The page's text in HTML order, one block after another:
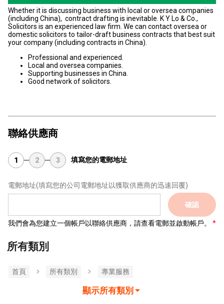
Whether it is discussing business with local or oversea companies
(including China), contract drafting is inevitable. K Y Lo & Co.,
Solicitors is an experienced law firm. We can contact oversea or
domestic solicitors to tailor-draft business contracts that best suit
your company (including contracts in China).
Professional and experienced.
Local and oversea companies.
Supporting businesses in China.
Good network of solicitors.
聯絡供應商
1 2 3 填寫您的電郵地址
電郵地址(填寫您的公司電郵地址以獲取供應商的迅速回覆)
確認
我們會為您建立一個帳戶以聯絡供應商，請查看電郵並啟動帳戶。
所有類別
首頁 所有類別 專業服務
顯示所有類別